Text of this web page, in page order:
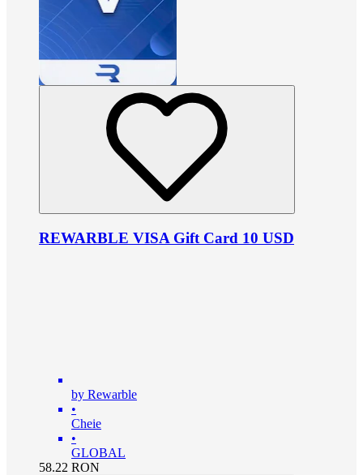
REWARBLE VISA Gift Card 10 USD
by Rewarble
•
Cheie
•
GLOBAL
58.22 RON